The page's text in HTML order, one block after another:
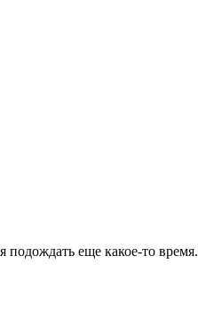
подождать еще какое-то время.